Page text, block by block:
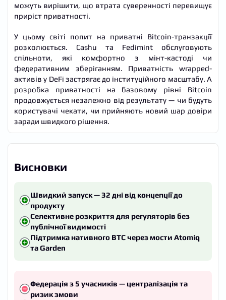
можуть вирішити, що втрата суверенності перевищує
приріст приватності.
У цьому світі попит на приватні Bitcoin-транзакції
розколюється. Cashu та Fedimint обслуговують
спільноти, які комфортно з мінт-кастоді чи
федеративним зберіганням. Приватність wrapped-
активів у DeFi застрягає до інституційного масштабу. А
розробка приватності на базовому рівні Bitcoin
продовжується незалежно від результату — чи будуть
користувачі чекати, чи прийняють новий шар довіри
заради швидкого рішення.
Висновки
Швидкий запуск — 32 дні від концепції до
продукту
Селективне розкриття для регуляторів без
публічної видимості
Підтримка нативного BTC через мости Atomiq
та Garden
Федерація з 5 учасників — централізація та
ризик змови